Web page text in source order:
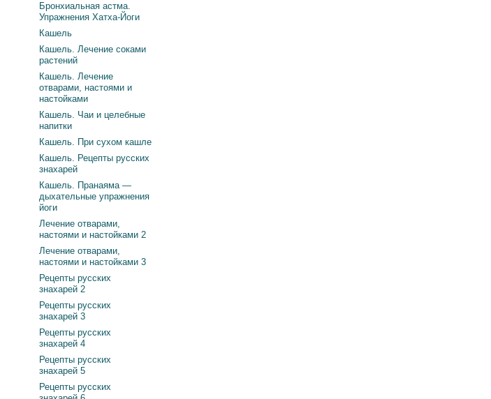
Бронхиальная астма.
Упражнения Хатха-Йоги
Кашель
Кашель. Лечение соками
растений
Кашель. Лечение
отварами, настоями и
настойками
Кашель. Чаи и целебные
напитки
Кашель. При сухом кашле
Кашель. Рецепты русских
знахарей
Кашель. Пранаяма —
дыхательные упражнения
йоги
Лечение отварами,
настоями и настойками 2
Лечение отварами,
настоями и настойками 3
Рецепты русских
знахарей 2
Рецепты русских
знахарей 3
Рецепты русских
знахарей 4
Рецепты русских
знахарей 5
Рецепты русских